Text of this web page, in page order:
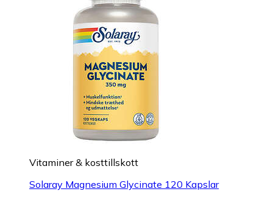
Vitaminer & kosttillskott
Solaray Magnesium Glycinate 120 Kapslar